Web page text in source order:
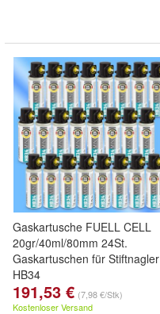
Gaskartusche FUELL CELL
20gr/40ml/80mm 24St.
Gaskartuschen für Stiftnagler
HB34
191,53 € (7,98 €/Stk)
Kostenloser Versand